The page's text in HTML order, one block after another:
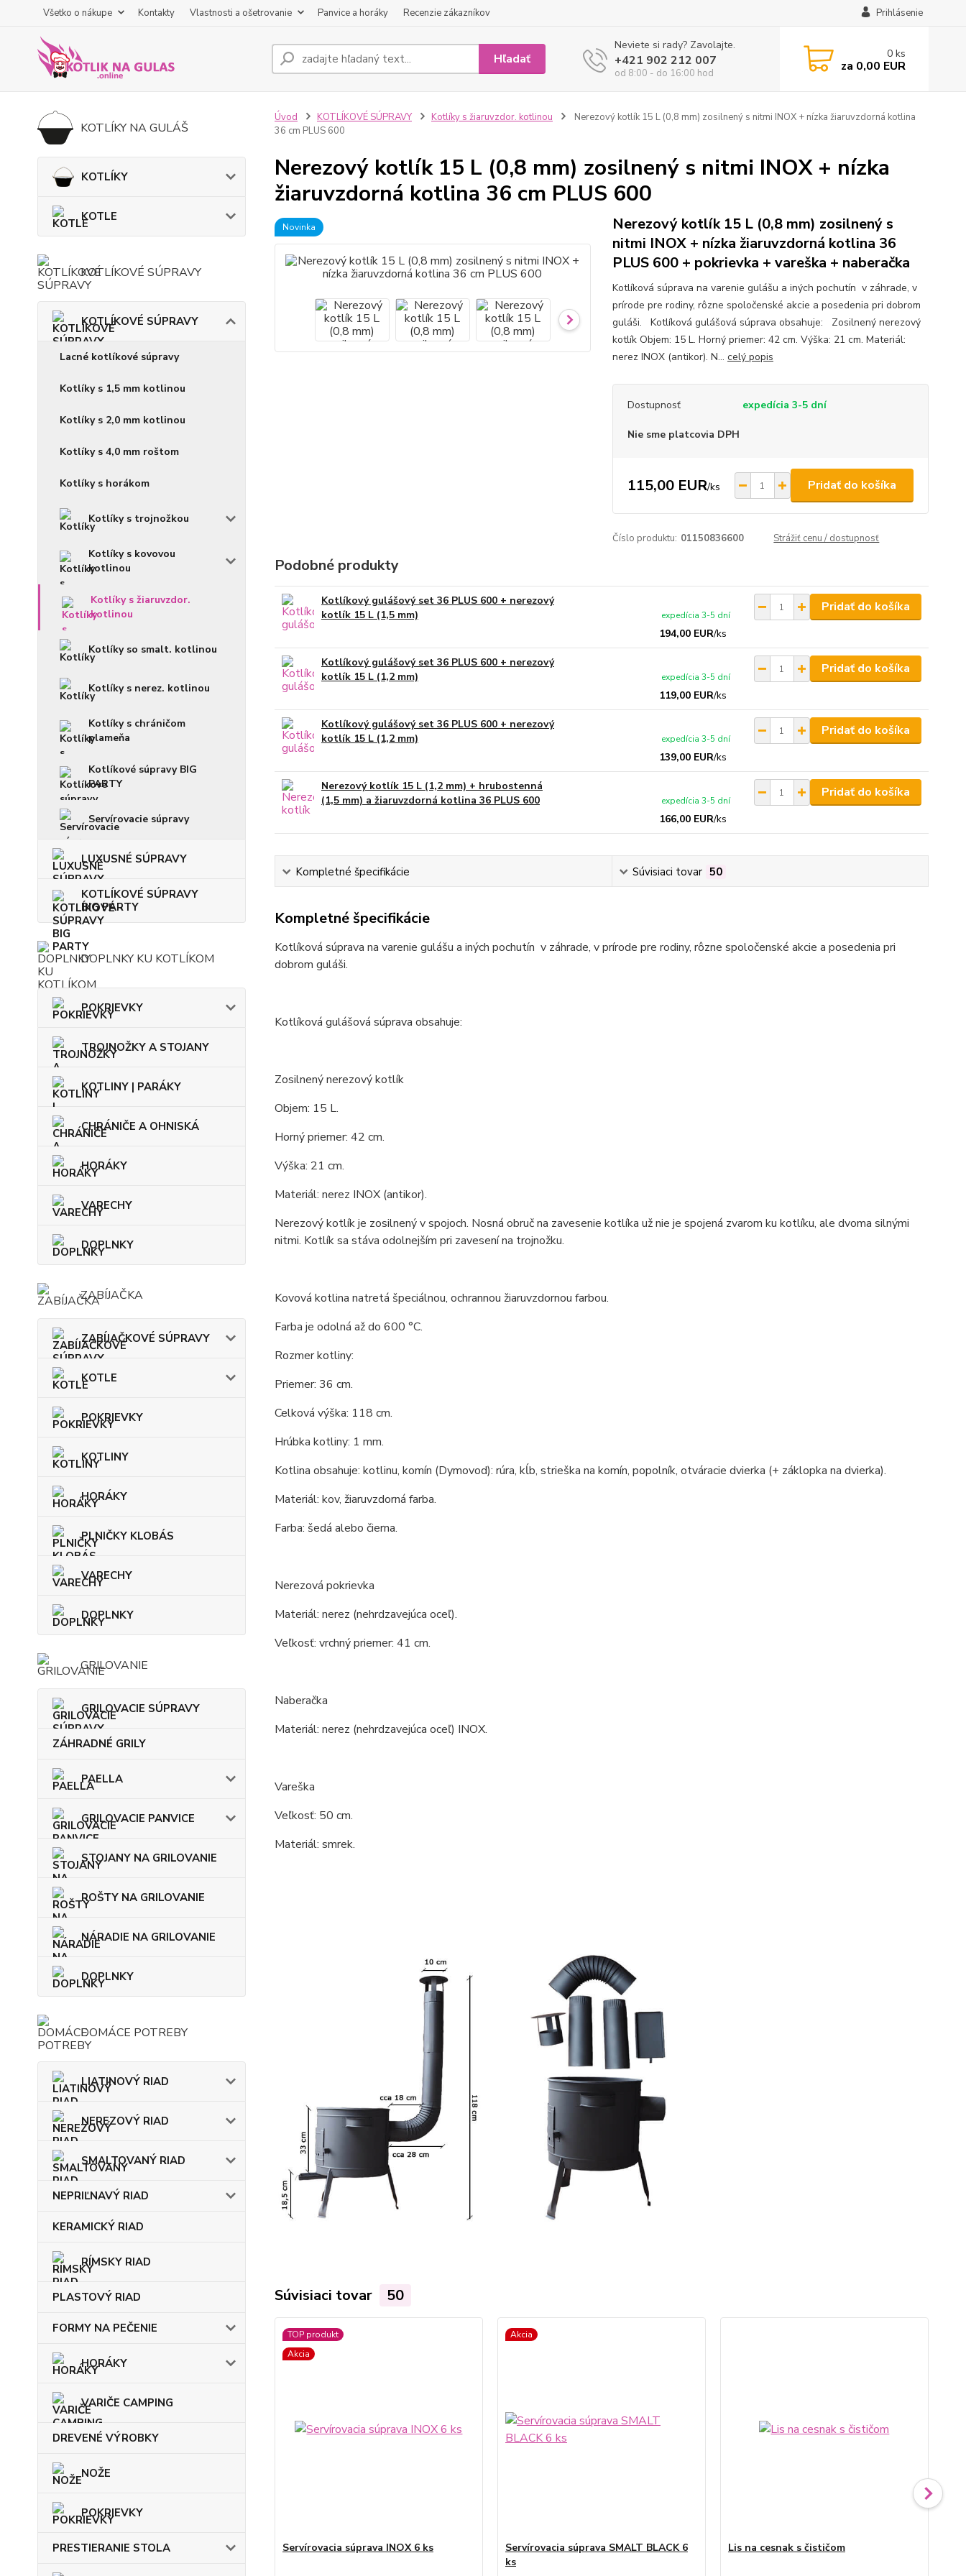
Všetko o nákupe Kontakty Vlastnosti a ošetrovanie Panvice a horáky Recenzie zákazníkov Prihlásenie
Hľadať
Neviete si rady? Zavolajte.
+421 902 212 007
od 8:00 - do 16:00 hod
0 ks
za 0,00 EUR
KOTLÍKY NA GULÁŠ
KOTLÍKY
KOTLE
KOTLÍKOVÉ SÚPRAVY
KOTLÍKOVÉ SÚPRAVY
Lacné kotlíkové súpravy
Kotlíky s 1,5 mm kotlinou
Kotlíky s 2,0 mm kotlinou
Kotlíky s 4,0 mm roštom
Kotlíky s horákom
Kotlíky s trojnožkou
Kotlíky s kovovou
kotlinou
Kotlíky s žiaruvzdor.
kotlinou
Kotlíky so smalt. kotlinou
Kotlíky s nerez. kotlinou
Kotlíky s chráničom
plameňa
Kotlíkové súpravy BIG
PARTY
Servírovacie súpravy
LUXUSNÉ SÚPRAVY
KOTLÍKOVÉ SÚPRAVY
BIG PARTY
DOPLNKY KU KOTLÍKOM
POKRIEVKY
TROJNOŽKY A STOJANY
KOTLINY | PARÁKY
CHRÁNIČE A OHNISKÁ
HORÁKY
VARECHY
DOPLNKY
ZABÍJAČKA
ZABÍJAČKOVÉ SÚPRAVY
KOTLE
POKRIEVKY
KOTLINY
HORÁKY
PLNIČKY KLOBÁS
VARECHY
DOPLNKY
GRILOVANIE
GRILOVACIE SÚPRAVY
ZÁHRADNÉ GRILY
PAELLA
GRILOVACIE PANVICE
STOJANY NA GRILOVANIE
ROŠTY NA GRILOVANIE
NÁRADIE NA GRILOVANIE
DOPLNKY
DOMÁCE POTREBY
LIATINOVÝ RIAD
NEREZOVÝ RIAD
SMALTOVANÝ RIAD
NEPRIĽNAVÝ RIAD
KERAMICKÝ RIAD
RÍMSKY RIAD
PLASTOVÝ RIAD
FORMY NA PEČENIE
HORÁKY
VARIČE CAMPING
DREVENÉ VÝROBKY
NOŽE
POKRIEVKY
PRESTIERANIE STOLA
Úvod KOTLÍKOVÉ SÚPRAVY Kotlíky s žiaruvzdor. kotlinou
Nerezový kotlík 15 L (0,8 mm) zosilnený s nitmi INOX + nízka žiaruvzdorná kotlina
36 cm PLUS 600
Nerezový kotlík 15 L (0,8 mm) zosilnený s nitmi INOX + nízka
žiaruvzdorná kotlina 36 cm PLUS 600
Novinka
Nerezový kotlík 15 L (0,8 mm) zosilnený s
nitmi INOX + nízka žiaruvzdorná kotlina 36
PLUS 600 + pokrievka + vareška + naberačka
Kotlíková súprava na varenie gulášu a iných pochutín v záhrade, v
prírode pre rodiny, rôzne spoločenské akcie a posedenia pri dobrom
guláši. Kotlíková gulášová súprava obsahuje: Zosilnený nerezový
kotlík Objem: 15 L. Horný priemer: 42 cm. Výška: 21 cm. Materiál:
nerez INOX (antikor). N... celý popis
Dostupnosť expedícia 3-5 dní
Nie sme platcovia DPH
115,00 EUR/ks Pridať do košíka
Číslo produktu: 01150836600 Strážiť cenu / dostupnosť
Podobné produkty
Kotlíkový gulášový set 36 PLUS 600 + nerezový
kotlík 15 L (1,5 mm)
194,00 EUR/ks
expedícia 3-5 dní
Pridať do košíka
Kotlíkový gulášový set 36 PLUS 600 + nerezový
kotlík 15 L (1,2 mm)
119,00 EUR/ks
expedícia 3-5 dní
Pridať do košíka
Kotlíkový gulášový set 36 PLUS 600 + nerezový
kotlík 15 L (1,2 mm)
139,00 EUR/ks
expedícia 3-5 dní
Pridať do košíka
Nerezový kotlík 15 L (1,2 mm) + hrubostenná
(1,5 mm) a žiaruvzdorná kotlina 36 PLUS 600
166,00 EUR/ks
expedícia 3-5 dní
Pridať do košíka
Kompletné špecifikácie Súvisiaci tovar 50
Kompletné špecifikácie
Kotlíková súprava na varenie gulášu a iných pochutín v záhrade, v prírode pre rodiny, rôzne spoločenské akcie a posedenia pri
dobrom guláši.
Kotlíková gulášová súprava obsahuje:
Zosilnený nerezový kotlík
Objem: 15 L.
Horný priemer: 42 cm.
Výška: 21 cm.
Materiál: nerez INOX (antikor).
Nerezový kotlík je zosilnený v spojoch. Nosná obruč na zavesenie kotlíka už nie je spojená zvarom ku kotlíku, ale dvoma silnými
nitmi. Kotlík sa stáva odolnejším pri zavesení na trojnožku.
Kovová kotlina natretá špeciálnou, ochrannou žiaruvzdornou farbou.
Farba je odolná až do 600 °C.
Rozmer kotliny:
Priemer: 36 cm.
Celková výška: 118 cm.
Hrúbka kotliny: 1 mm.
Kotlina obsahuje: kotlinu, komín (Dymovod): rúra, kĺb, strieška na komín, popolník, otváracie dvierka (+ záklopka na dvierka).
Materiál: kov, žiaruvzdorná farba.
Farba: šedá alebo čierna.
Nerezová pokrievka
Materiál: nerez (nehrdzavejúca oceľ).
Veľkosť: vrchný priemer: 41 cm.
Naberačka
Materiál: nerez (nehrdzavejúca oceľ) INOX.
Vareška
Veľkosť: 50 cm.
Materiál: smrek.
Súvisiaci tovar 50
TOP produkt
Akcia
Servírovacia súprava INOX 6 ks
Akcia
Servírovacia súprava SMALT BLACK 6
ks
Lis na cesnak s čističom